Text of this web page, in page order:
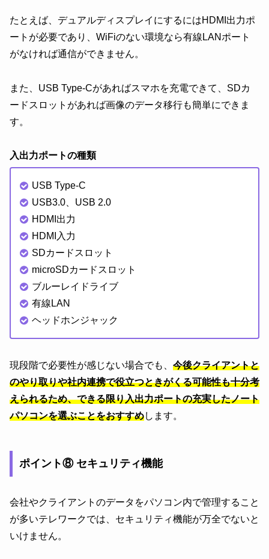
たとえば、デュアルディスプレイにするにはHDMI出力ポ
ートが必要であり、WiFiのない環境なら有線LANポート
がなければ通信ができません。
また、USB Type-Cがあればスマホを充電できて、SDカ
ードスロットがあれば画像のデータ移行も簡単にできま
す。
入出力ポートの種類
USB Type-C
USB3.0、USB 2.0
HDMI出力
HDMI入力
SDカードスロット
microSDカードスロット
ブルーレイドライブ
有線LAN
ヘッドホンジャック
現段階で必要性が感じない場合でも、 今後クライアントと
のやり取りや社内連携で役立つときがくる可能性も十分考
えられるため、できる限り入出力ポートの充実したノート
パソコンを選ぶことをおすすめします。
ポイント⑧ セキュリティ機能
会社やクライアントのデータをパソコン内で管理すること
が多いテレワークでは、セキュリティ機能が万全でないと
いけません。